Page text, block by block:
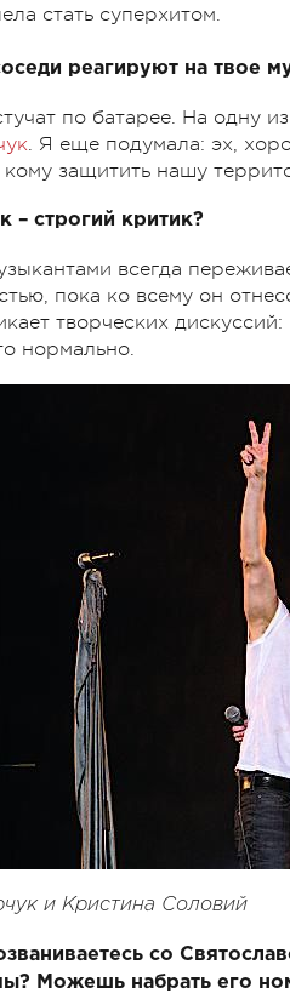
стать суперхитом.
реагируют на твое
по батарее. На одну
. Я еще подумала: эх,
защитить нашу
– строгий критик?
всегда
пока ко всему он
творческих
нормально.
и Кристина Соловий
со
Можешь набрать его